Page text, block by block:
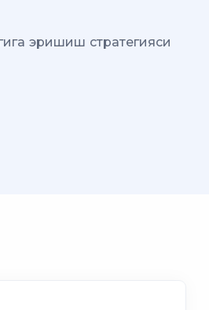
эришиш стратегияси